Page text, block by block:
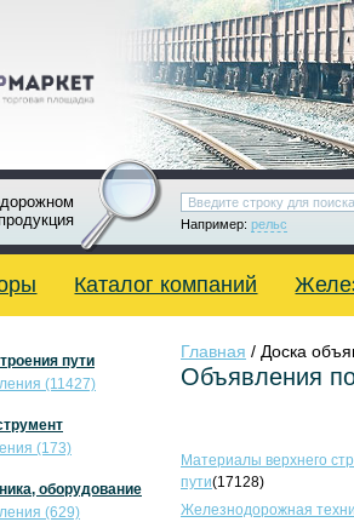
Например: рельс
Каталог компаний
Главная / Доска
Объявления
Материалы верхнего
пути(17128)
Железнодорожная
пути
(11427)
(173)
оборудование
(629)